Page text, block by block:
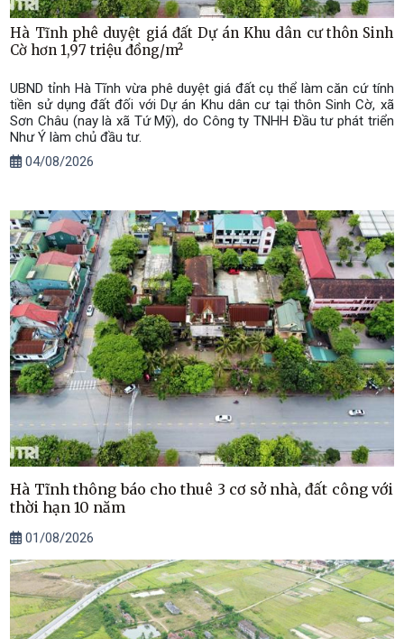
Hà Tĩnh phê duyệt giá đất Dự án Khu dân cư thôn Sinh
Cờ hơn 1,97 triệu đồng/m²
UBND tỉnh Hà Tĩnh vừa phê duyệt giá đất cụ thể làm căn cứ tính
tiền sử dụng đất đối với Dự án Khu dân cư tại thôn Sinh Cờ, xã
Sơn Châu (nay là xã Tứ Mỹ), do Công ty TNHH Đầu tư phát triển
Như Ý làm chủ đầu tư.
04/08/2026
Hà Tĩnh thông báo cho thuê 3 cơ sở nhà, đất công với
thời hạn 10 năm
01/08/2026